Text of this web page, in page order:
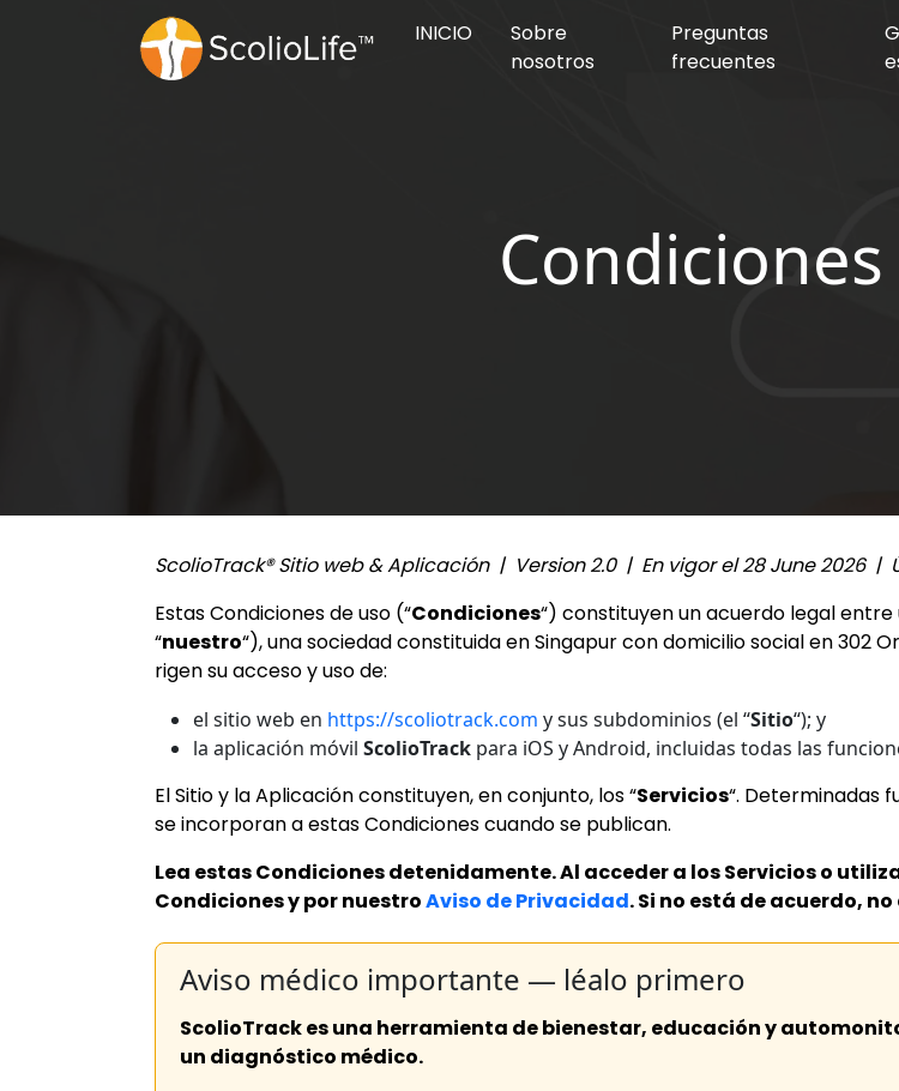
INICIO
Sobre
nosotros
Preguntas
frecuentes
ScolioTrack® Sitio web & Aplicación | Version 2.0 | En vigor el 28 June 2026 |
Estas Condiciones de uso (“Condiciones“) constituyen un acuerdo legal entre
“nuestro“), una sociedad constituida en Singapur con domicilio social en 302
rigen su acceso y uso de:
el sitio web en https://scoliotrack.com y sus subdominios (el “Sitio“); y
la aplicación móvil ScolioTrack para iOS y Android, incluidas todas las
El Sitio y la Aplicación constituyen, en conjunto, los “Servicios“. Determinadas
se incorporan a estas Condiciones cuando se publican.
Lea estas Condiciones detenidamente. Al acceder a los Servicios o
Condiciones y por nuestroAviso de Privacidad. Si no está de acuerdo,
Aviso médico importante — léalo primero
ScolioTrack es una herramienta de bienestar, educación y
un diagnóstico médico.